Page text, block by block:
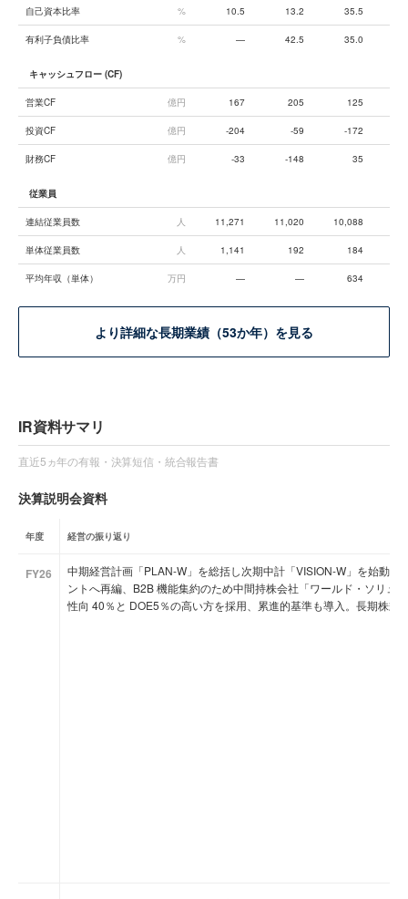
自己資本比率 % 10.5 13.2 35.5
有利子負債比率 % — 42.5 35.0
キャッシュフロー (CF)
営業CF 億円 167 205 125
投資CF 億円 -204 -59 -172
財務CF 億円 -33 -148 35
従業員
連結従業員数 人 11,271 11,020 10,088
単体従業員数 人 1,141 192 184
平均年収（単体） 万円 — — 634
より詳細な長期業績（53か年）を見る
IR資料サマリ
直近5ヵ年の有報・決算短信・統合報告書
決算説明会資料
年度 経営の振り返り
FY26
中期経営計画「PLAN-W」を総括し次期中計「VISION-W」を始動
ントへ再編、B2B 機能集約のため中間持株会社「ワールド・ソリュ
性向 40％と DOE5％の高い方を採用、累進的基準も導入。長期株式